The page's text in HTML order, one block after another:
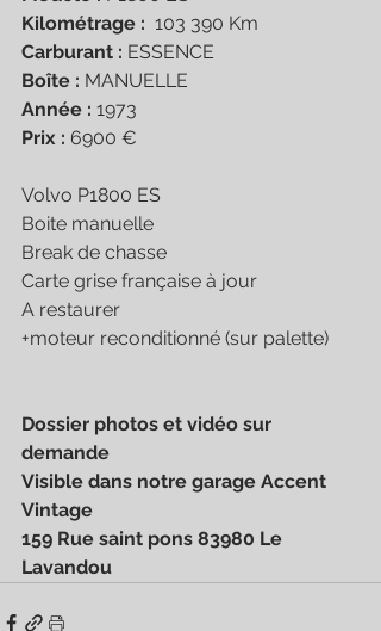
Kilométrage : 103 390 Km
Carburant : ESSENCE
Boîte : MANUELLE
Année : 1973
Prix : 6900 €
Volvo P1800 ES
Boite manuelle
Break de chasse
Carte grise française à jour
A restaurer
+moteur reconditionné (sur palette)
Dossier photos et vidéo sur
demande
Visible dans notre garage Accent
Vintage
159 Rue saint pons 83980 Le
Lavandou